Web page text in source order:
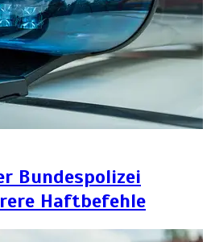
Bundespolizei
Haftbefehle